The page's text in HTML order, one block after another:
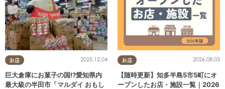
お店 2025.12.04
巨大倉庫にお菓子の国!?愛知県内
最大級の半田市「マルダイ おもし
お店 2026.08.03
【随時更新】知多半島5市5町にオ
ープンしたお店・施設一覧｜2026